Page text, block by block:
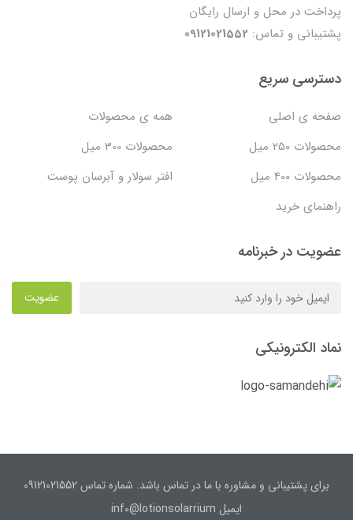
پرداخت در محل و ارسال رایگان
پشتیبانی و تماس: 09121021552
دسترسی سریع
صفحه ی اصلی
همه ی محصولات
محصولات 250 میل
محصولات 300 میل
محصولات 400 میل
افتر سولار و آبرسان پوست
راهنمای خرید
عضویت در خبرنامه
عضویت
نماد الکترونیکی
برای پشتیبانی و مشاوره با ما در تماس باشد. شماره تماس 09121021552
ایمیل inf0@lotionsolarrium